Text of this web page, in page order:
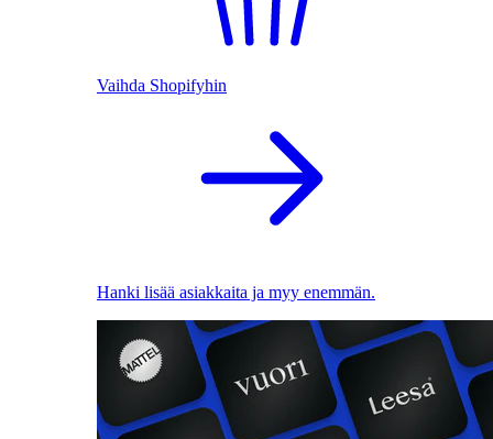
Vaihda Shopifyhin
Hanki lisää asiakkaita ja myy enemmän.